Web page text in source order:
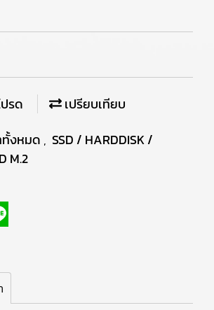
รด
เปรียบเทียบ
งหมด , SSD / HARDDISK /
M.2